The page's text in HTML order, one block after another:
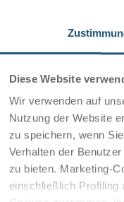
Diese Website
Wir verwenden auf
Nutzung der Website
zu speichern, wenn
Verhalten der
zu bieten. Marketing-
einschließlich Profiling
ausgestattet. Ein
gestellt.
erwartet
Restaurants, das
mit
Sie ein bayrisches